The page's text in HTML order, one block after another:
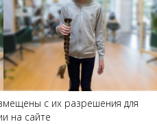
с их разрешения для
на сайте